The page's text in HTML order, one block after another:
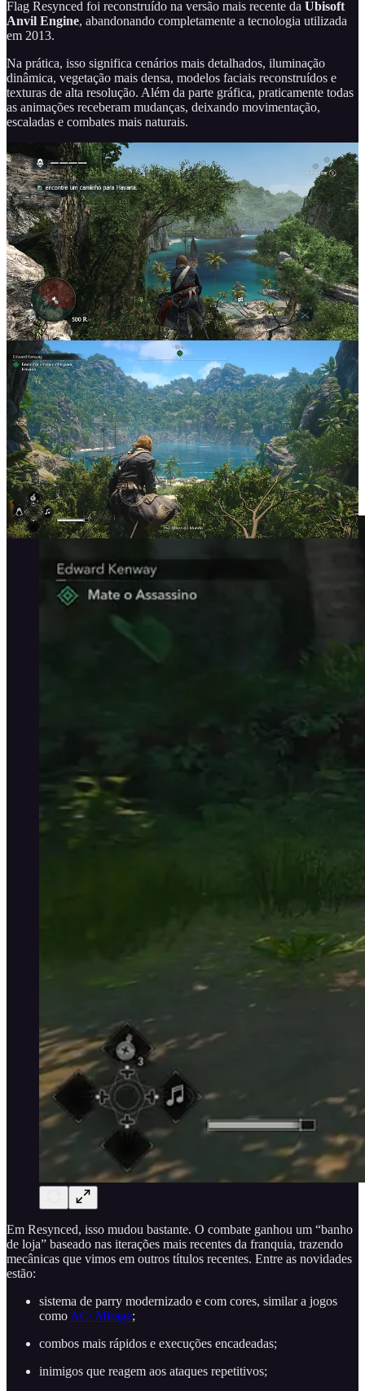
Flag Resynced foi reconstruído na versão mais recente da Ubisoft
Anvil Engine, abandonando completamente a tecnologia utilizada
em 2013.
Na prática, isso significa cenários mais detalhados, iluminação
dinâmica, vegetação mais densa, modelos faciais reconstruídos e
texturas de alta resolução. Além da parte gráfica, praticamente todas
as animações receberam mudanças, deixando movimentação,
escaladas e combates mais naturais.
As imagens acima dão uma ideia de o que esperar dos visuais. Os
prints foram capturados logo no começo do jogo, exibindo um
pouco das diferenças entre a versão original, da esquerda, e
Resynced, ambos rodando no Xbox Series X.
Combate está mais rápido e exige mais
atenção
Além do visual, a ação de Resynced está diferente. Quem jogou o
Black Flag original sabe que vencer batalhas normalmente era uma
questão de esperar o contra-ataque aparecer.
Em Resynced, isso mudou bastante. O combate ganhou um “banho
de loja” baseado nas iterações mais recentes da franquia, trazendo
mecânicas que vimos em outros títulos recentes. Entre as novidades
estão:
sistema de parry modernizado e com cores, similar a jogos
como AC: Mirage;
combos mais rápidos e execuções encadeadas;
inimigos que reagem aos ataques repetitivos;